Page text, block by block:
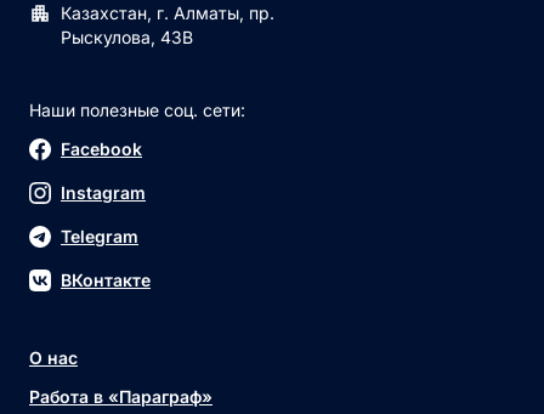
Казахстан, г. Алматы, пр.
Рыскулова, 43В
Наши полезные соц. сети:
Facebook
Instagram
Telegram
ВКонтакте
О нас
Работа в «Параграф»